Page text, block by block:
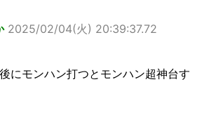
2025/02/04(火) 20:39:37.72
にモンハン打つとモンハン超神台す